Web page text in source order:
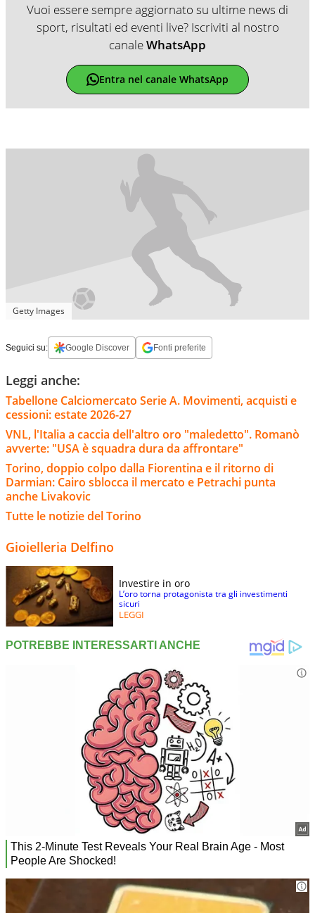
Vuoi essere sempre aggiornato su ultime news di
sport, risultati ed eventi live? Iscriviti al nostro
canaleWhatsApp
Entra nel canale WhatsApp
Getty Images
Seguici su: Google Discover Fonti preferite
Leggi anche:
Tabellone Calciomercato Serie A. Movimenti, acquisti e
cessioni: estate 2026-27
VNL, l'Italia a caccia dell'altro oro "maledetto". Romanò
avverte: "USA è squadra dura da affrontare"
Torino, doppio colpo dalla Fiorentina e il ritorno di
Darmian: Cairo sblocca il mercato e Petrachi punta
anche Livakovic
Tutte le notizie del Torino
Gioielleria Delfino
Investire in oro
L’oro torna protagonista tra gli investimenti
sicuri
LEGGI